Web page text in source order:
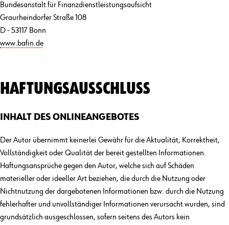
Bundesanstalt für Finanzdienstleistungsaufsicht
Graurheindorfer Straße 108
D - 53117 Bonn
www.bafin.de
HAFTUNGSAUSSCHLUSS
INHALT DES ONLINEANGEBOTES
Der Autor übernimmt keinerlei Gewähr für die Aktualität, Korrektheit,
Vollständigkeit oder Qualität der bereit gestellten Informationen.
Haftungsansprüche gegen den Autor, welche sich auf Schäden
materieller oder ideeller Art beziehen, die durch die Nutzung oder
Nichtnutzung der dargebotenen Informationen bzw. durch die Nutzung
fehlerhafter und unvollständiger Informationen verursacht wurden, sind
grundsätzlich ausgeschlossen, sofern seitens des Autors kein